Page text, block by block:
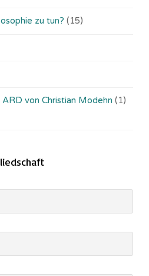
zu tun? (15)
von Christian Modehn (1)